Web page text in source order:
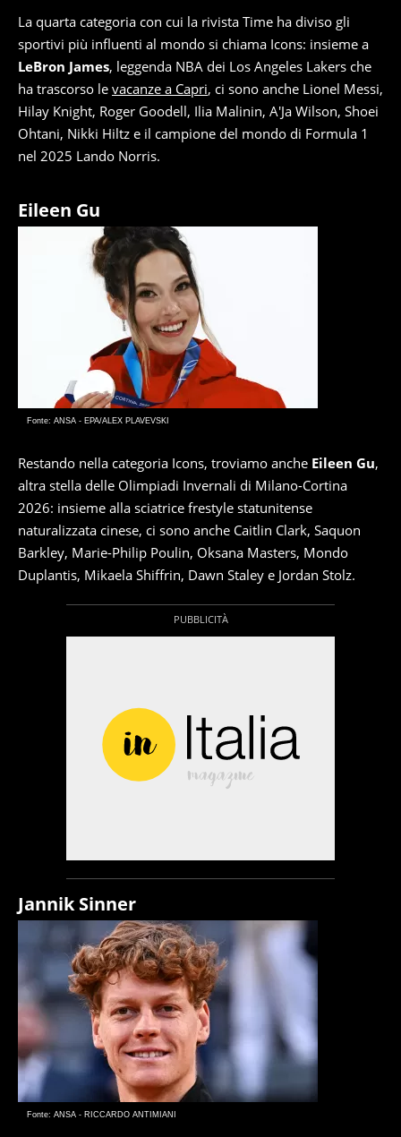
La quarta categoria con cui la rivista Time ha diviso gli
sportivi più influenti al mondo si chiama Icons: insieme a
LeBron James, leggenda NBA dei Los Angeles Lakers che
ha trascorso le vacanze a Capri, ci sono anche Lionel Messi,
Hilay Knight, Roger Goodell, Ilia Malinin, A'Ja Wilson, Shoei
Ohtani, Nikki Hiltz e il campione del mondo di Formula 1
nel 2025 Lando Norris.
Eileen Gu
Fonte: ANSA - EPA/ALEX PLAVEVSKI
Restando nella categoria Icons, troviamo anche Eileen Gu,
altra stella delle Olimpiadi Invernali di Milano-Cortina
2026: insieme alla sciatrice frestyle statunitense
naturalizzata cinese, ci sono anche Caitlin Clark, Saquon
Barkley, Marie-Philip Poulin, Oksana Masters, Mondo
Duplantis, Mikaela Shiffrin, Dawn Staley e Jordan Stolz.
Jannik Sinner
Fonte: ANSA - RICCARDO ANTIMIANI